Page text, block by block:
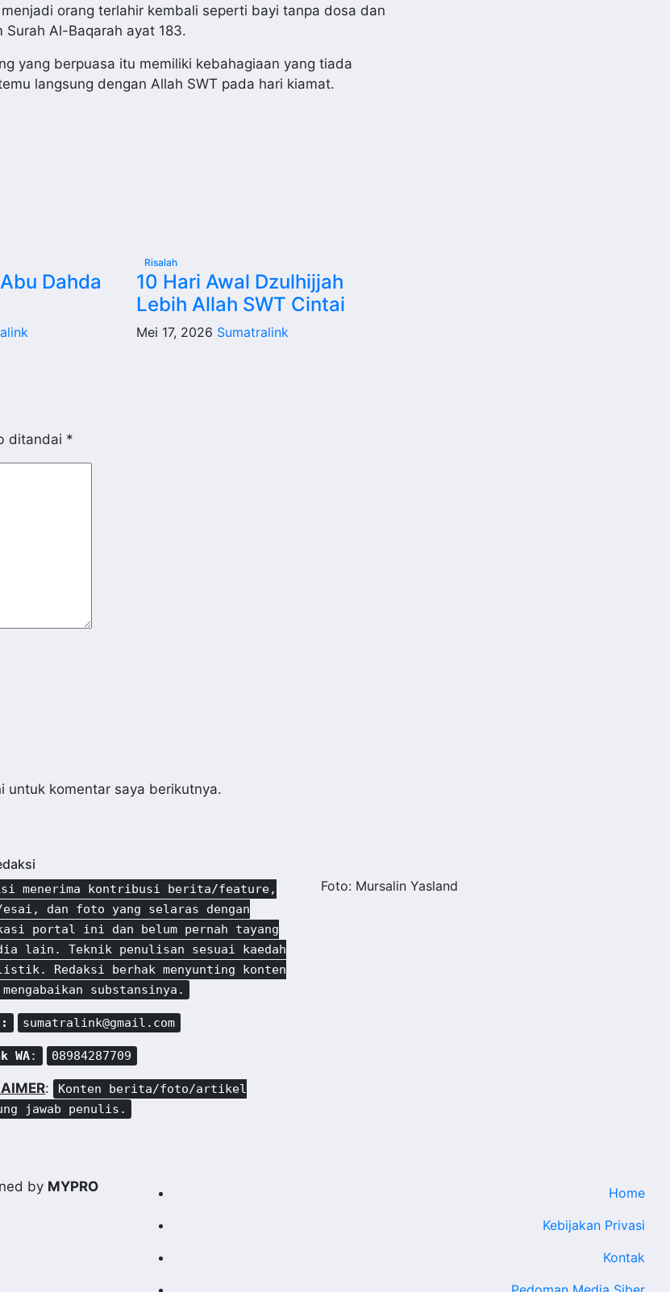
orang terlahir kembali seperti bayi tanpa dosa dan
Al-Baqarah ayat 183.
yang berpuasa itu memiliki kebahagiaan yang tiada
langsung dengan Allah SWT pada hari kiamat.
Dahda
Risalah
10 Hari Awal Dzulhijjah
Lebih Allah SWT Cintai
Mei 17, 2026 Sumatralink
ditandai *
untuk komentar saya berikutnya.
menerima kontribusi berita/feature,
dan foto yang selaras dengan
portal ini dan belum pernah tayang
lain. Teknik penulisan sesuai kaedah
Redaksi berhak menyunting konten
substansinya.
sumatralink@gmail.com
WA: 08984287709
:
Konten berita/foto/artikel
jawab penulis.
Foto: Mursalin Yasland
by MYPRO
Home
Kebijakan Privasi
Kontak